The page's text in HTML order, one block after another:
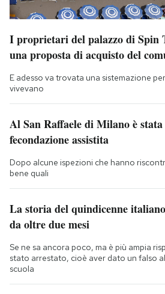
I proprietari del palazzo di Spin
una proposta di acquisto del
E adesso va trovata una sistemazione
vivevano
Al San Raffaele di Milano è stata
fecondazione assistita
Dopo alcune ispezioni che hanno
bene quali
La storia del quindicenne
da oltre due mesi
Se ne sa ancora poco, ma è più ampia
stato arrestato, cioè aver dato un falso
scuola